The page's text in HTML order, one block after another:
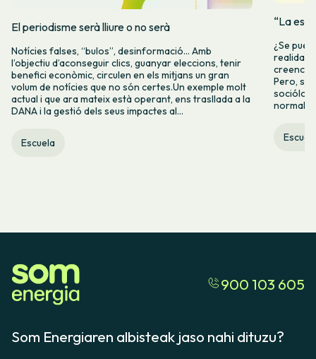
El periodisme serà lliure o no serà
Notícies falses, “bulos”, desinformació… Amb
l’objectiu d’aconseguir clics, guanyar eleccions, tenir
benefici econòmic, circulen en els mitjans un gran
volum de notícies que no són certes.Un exemple molt
actual i que ara mateix està operant, ens trasllada a la
DANA i la gestió dels seus impactes al...
Escuela
“La
¿Se
realidad
creencia
Pero,
900 103 605
Som Energiaren albisteak jaso nahi dituzu?